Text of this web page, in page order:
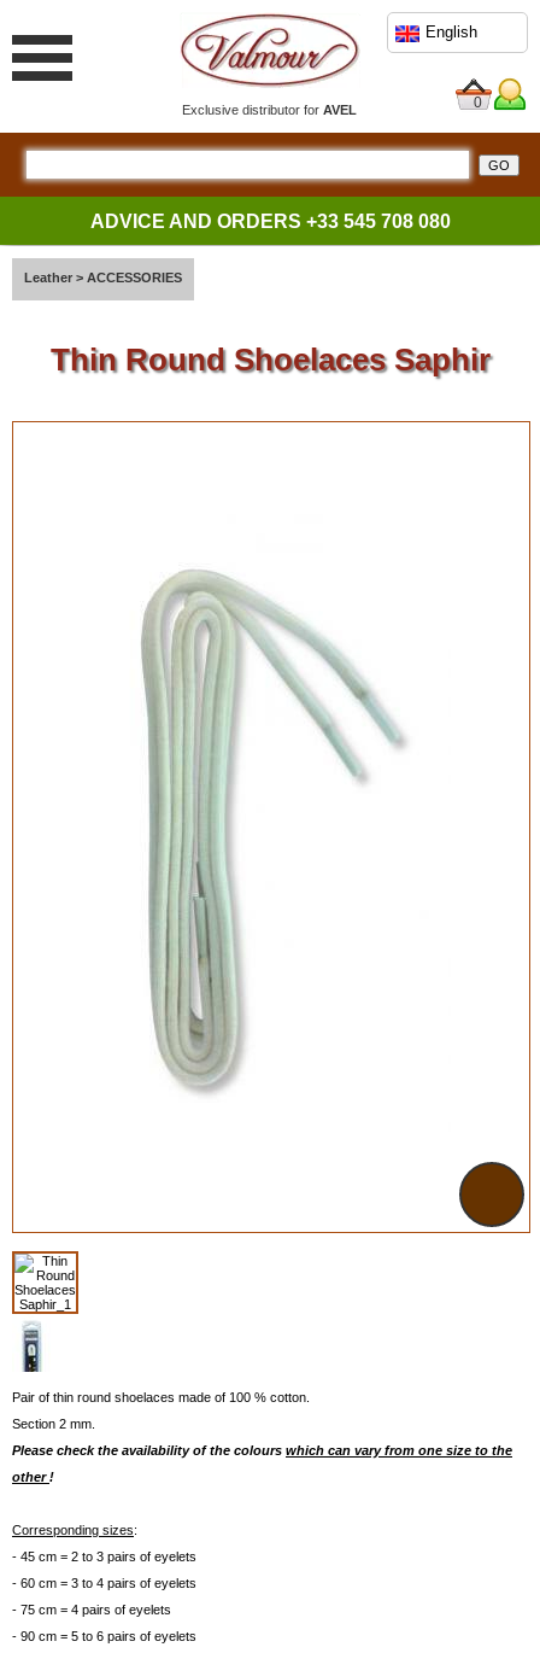
Exclusive distributor forAVEL
English
0
ADVICE AND ORDERS +33 545 708 080
Leather > ACCESSORIES
Thin Round Shoelaces Saphir
Pair of thin round shoelaces made of 100 % cotton.
Section 2 mm.
Please check the availability of the colours which can vary from one size to the
other!
Corresponding sizes:
- 45 cm = 2 to 3 pairs of eyelets
- 60 cm = 3 to 4 pairs of eyelets
- 75 cm = 4 pairs of eyelets
- 90 cm = 5 to 6 pairs of eyelets